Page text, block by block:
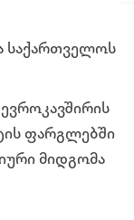
საქართველოს
ფარგლებში
მიდგომა